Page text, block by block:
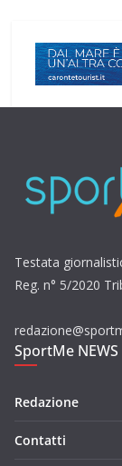
Testata
Reg. n° 5/2020
SportMe NEWS
Redazione
Contatti